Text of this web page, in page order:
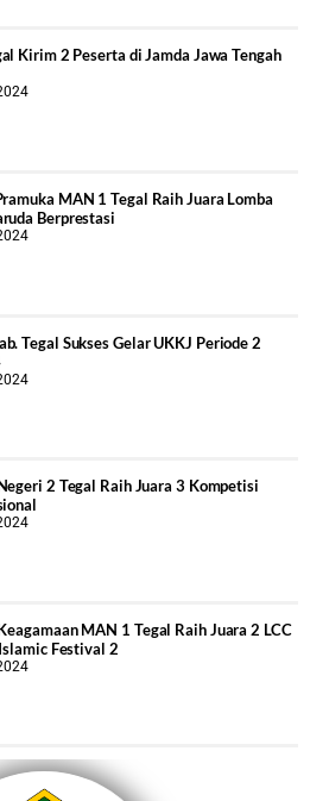
Kirim 2 Peserta di Jamda Jawa Tengah
MAN 1 Tegal Raih Juara Lomba
Berprestasi
Tegal Sukses Gelar UKKJ Periode 2
2 Tegal Raih Juara 3 Kompetisi
MAN 1 Tegal Raih Juara 2 LCC
Festival 2